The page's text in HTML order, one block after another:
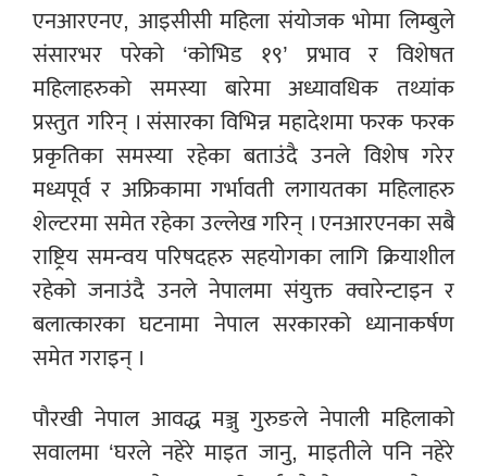
एनआरएनए, आइसीसी महिला संयोजक भोमा लिम्बुले
संसारभर परेको ‘कोभिड १९’ प्रभाव र विशेषत
महिलाहरुको समस्या बारेमा अध्यावधिक तथ्यांक
प्रस्तुत गरिन् । संसारका विभिन्न महादेशमा फरक फरक
प्रकृतिका समस्या रहेका बताउंदै उनले विशेष गरेर
मध्यपूर्व र अफ्रिकामा गर्भावती लगायतका महिलाहरु
शेल्टरमा समेत रहेका उल्लेख गरिन् । एनआरएनका सबै
राष्ट्रिय समन्वय परिषदहरु सहयोगका लागि क्रियाशील
रहेको जनाउंदै उनले नेपालमा संयुक्त क्वारेन्टाइन र
बलात्कारका घटनामा नेपाल सरकारको ध्यानाकर्षण
समेत गराइन् ।
पौरखी नेपाल आवद्ध मञ्जु गुरुङले नेपाली महिलाको
सवालमा ‘घरले नहेरे माइत जानु, माइतीले पनि नहेरे